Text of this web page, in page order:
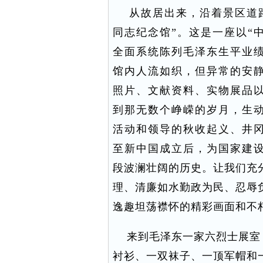
从故居出来，沿着景区道
同志纪念馆”。这是一座以“
全面系统陈列毛泽东生平业
馆内人流如织，但异常的安
照片、文献资料、实物展品
到那无数个峥嵘的岁月，生
活动和领导的秋收起义、井
至新中国成立后，为国家建
段波澜壮阔的历史。让我们充
理、清廉如水勤政为民、忍辱
逸趣坦荡襟怀的精彩画面和不
来到毛泽东一家六烈士展室
衬衫、一双袜子、一顶军帽和